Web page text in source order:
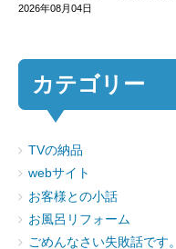
2026年08月04日
カテゴリー
TVの納品
webサイト
お客様との小話
お風呂リフォーム
ごめんなさい失敗話です。